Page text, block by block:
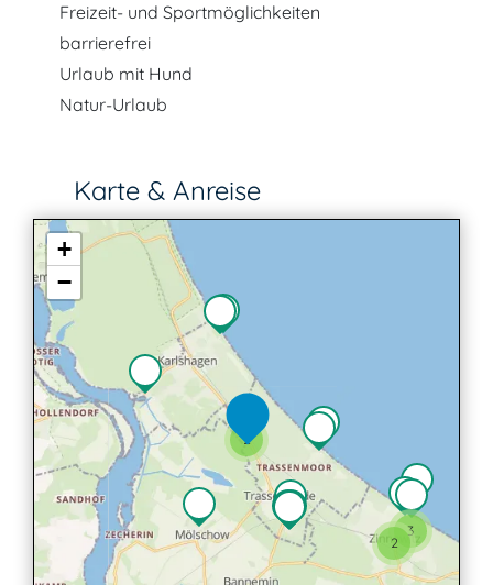
Freizeit- und Sportmöglichkeiten
barrierefrei
Urlaub mit Hund
Natur-Urlaub
Karte & Anreise
2
3
2
+
−